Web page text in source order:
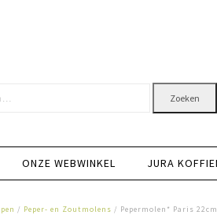
Zoeken
ONZE WEBWINKEL JURA
/ Peper- en Zoutmolens / Pepermolen* Paris